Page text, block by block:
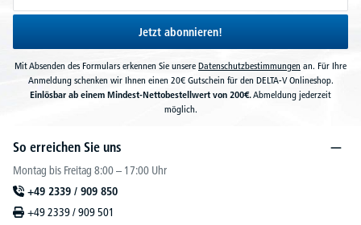
Jetzt abonnieren!
Mit Absenden des Formulars erkennen Sie unsere Datenschutzbestimmungen an. Für Ihre
Anmeldung schenken wir Ihnen einen 20€ Gutschein für den DELTA-V Onlineshop.
Einlösbar ab einem Mindest-Nettobestellwert von 200€.Abmeldung jederzeit
möglich.
So erreichen Sie uns
Montag bis Freitag 8:00 – 17:00 Uhr
+49 2339 / 909 850
+49 2339 / 909 501